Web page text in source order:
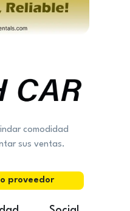
comodidad
sus ventas.
proveedor